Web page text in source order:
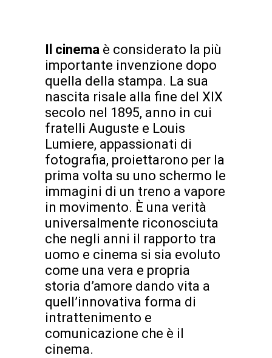
Il cinema è considerato la più
importante invenzione dopo
quella della stampa. La sua
nascita risale alla fine del XIX
secolo nel 1895, anno in cui
fratelli Auguste e Louis
Lumiere, appassionati di
fotografia, proiettarono per la
prima volta su uno schermo le
immagini di un treno a vapore
in movimento. È una verità
universalmente riconosciuta
che negli anni il rapporto tra
uomo e cinema si sia evoluto
come una vera e propria
storia d’amore dando vita a
quell’innovativa forma di
intrattenimento e
comunicazione che è il
cinema.